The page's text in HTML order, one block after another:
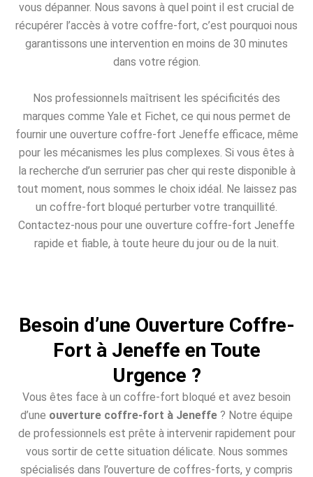
vous dépanner. Nous savons à quel point il est crucial de
récupérer l’accès à votre coffre-fort, c’est pourquoi nous
garantissons une intervention en moins de 30 minutes
dans votre région.
Nos professionnels maîtrisent les spécificités des
marques comme Yale et Fichet, ce qui nous permet de
fournir une ouverture coffre-fort Jeneffe efficace, même
pour les mécanismes les plus complexes. Si vous êtes à
la recherche d’un serrurier pas cher qui reste disponible à
tout moment, nous sommes le choix idéal. Ne laissez pas
un coffre-fort bloqué perturber votre tranquillité.
Contactez-nous pour une ouverture coffre-fort Jeneffe
rapide et fiable, à toute heure du jour ou de la nuit.
Besoin d’une Ouverture Coffre-
Fort à Jeneffe en Toute
Urgence ?
Vous êtes face à un coffre-fort bloqué et avez besoin
d’une ouverture coffre-fort à Jeneffe ? Notre équipe
de professionnels est prête à intervenir rapidement pour
vous sortir de cette situation délicate. Nous sommes
spécialisés dans l’ouverture de coffres-forts, y compris